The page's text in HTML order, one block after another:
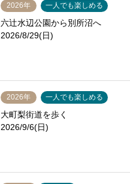
2026年 一人でも楽しめる
六辻水辺公園から別所沼へ
2026/8/29(日)
2026年 一人でも楽しめる
大町梨街道を歩く
2026/9/6(日)